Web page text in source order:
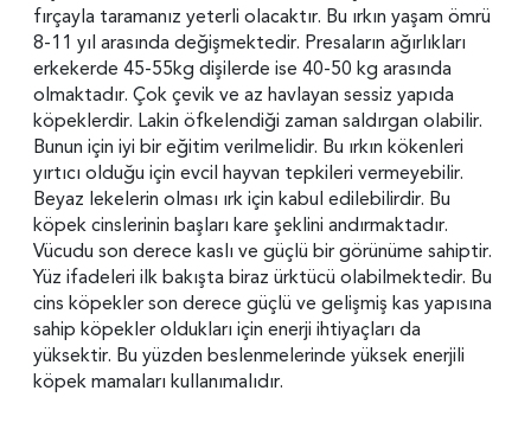
fırçayla taramanız yeterli olacaktır. Bu ırkın yaşam ömrü
8-11 yıl arasında değişmektedir. Presaların ağırlıkları
erkekerde 45-55kg dişilerde ise 40-50 kg arasında
olmaktadır. Çok çevik ve az havlayan sessiz yapıda
köpeklerdir. Lakin öfkelendiği zaman saldırgan olabilir.
Bunun için iyi bir eğitim verilmelidir. Bu ırkın kökenleri
yırtıcı olduğu için evcil hayvan tepkileri vermeyebilir.
Beyaz lekelerin olması ırk için kabul edilebilirdir. Bu
köpek cinslerinin başları kare şeklini andırmaktadır.
Vücudu son derece kaslı ve güçlü bir görünüme sahiptir.
Yüz ifadeleri ilk bakışta biraz ürktücü olabilmektedir. Bu
cins köpekler son derece güçlü ve gelişmiş kas yapısına
sahip köpekler oldukları için enerji ihtiyaçları da
yüksektir. Bu yüzden beslenmelerinde yüksek enerjili
köpek mamaları kullanımalıdır.